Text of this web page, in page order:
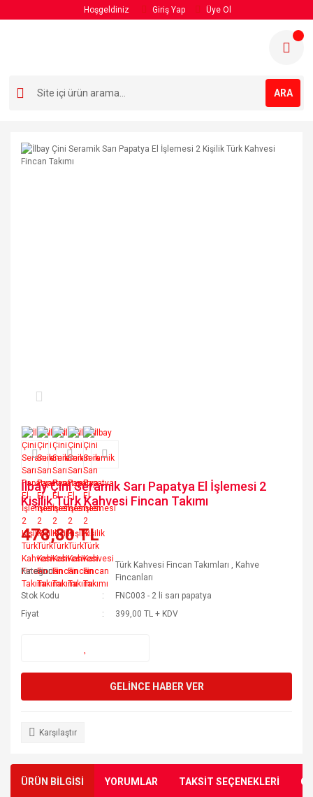
Hoşgeldiniz Giriş Yap Üye Ol
ARA
İlbay Çini Seramik Sarı Papatya El İşlemesi 2
Kişilik Türk Kahvesi Fincan Takımı
478,80 TL
Kategori
Türk Kahvesi Fincan Takımları , Kahve
Fincanları
Stok Kodu
FNC003 - 2 li sarı papatya
Fiyat
399,00 TL + KDV
GELİNCE HABER VER
Karşılaştır
ÜRÜN BİLGİSİ YORUMLAR TAKSİT SEÇENEKLERİ